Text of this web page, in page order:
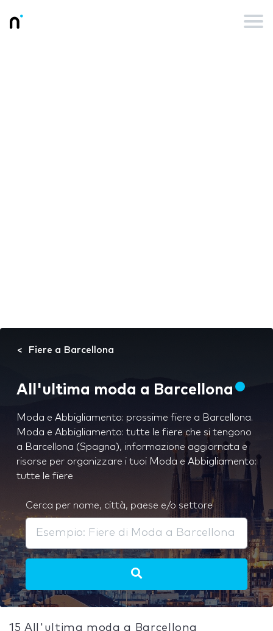
Fiere a Barcellona
All'ultima moda a Barcellona
Moda e Abbigliamento: prossime fiere a Barcellona.
Moda e Abbigliamento: tutte le fiere che si tengono
a Barcellona (Spagna), informazione aggiornata e
risorse per organizzare i tuoi Moda e Abbigliamento:
tutte le fiere
Cerca per nome, città, paese e/o settore
15 All'ultima moda a Barcellona